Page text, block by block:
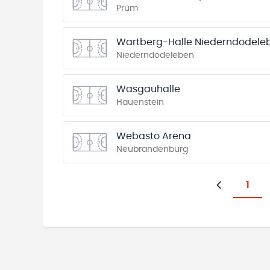
Prüm
Wartberg-Halle
Niederndodeleben
Wasgauhalle
Hauenstein
Webasto Arena
Neubrandenburg
Zurück
1